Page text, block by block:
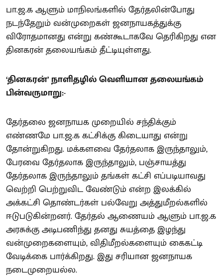
பா.ஜ.க ஆளும் மாநிலங்களில் தேர்தலின்போது
நடந்தேறும் வன்முறைகள் ஜனநாயகத்துக்கு
விரோதமானது என்று கண்கூடாகவே தெரிகிறது என
தினகரன் தலையங்கம் தீட்டியுள்ளது.
‘தினகரன்’ நாளிதழில் வெளியான தலையங்கம்
பின்வருமாறு:-
தேர்தலை ஜனநாயக முறையில் சந்திக்கும்
எண்ணமே பா.ஜ.க கட்சிக்கு கிடையாது என்று
தோன்றுகிறது. மக்களவை தேர்தலாக இருந்தாலும்,
பேரவை தேர்தலாக இருந்தாலும், பஞ்சாயத்து
தேர்தலாக இருந்தாலும் தங்கள் கட்சி எப்படியாவது
வெற்றி பெற்றுவிட வேண்டும் என்ற இலக்கில்
அக்கட்சி தொண்டர்கள் பல்வேறு அத்துமீறல்களில்
ஈடுபடுகின்றனர். தேர்தல் ஆணையம் ஆளும் பா.ஜ.க
அரசுக்கு அடிபணிந்து தனது சுயத்தை இழந்து
வன்முறைகளையும், விதிமீறல்களையும் கைகட்டி
வேடிக்கை பார்க்கிறது. இது சரியான ஜனநாயக
நடைமுறையல்ல.